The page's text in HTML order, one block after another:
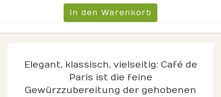
Elegant, klassisch, vielseitig: Café de
Paris ist die feine
Gewürzzubereitung der gehobenen